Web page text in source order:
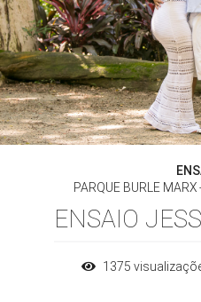
PARQUE BURLE MARX
ENSAIO
1375